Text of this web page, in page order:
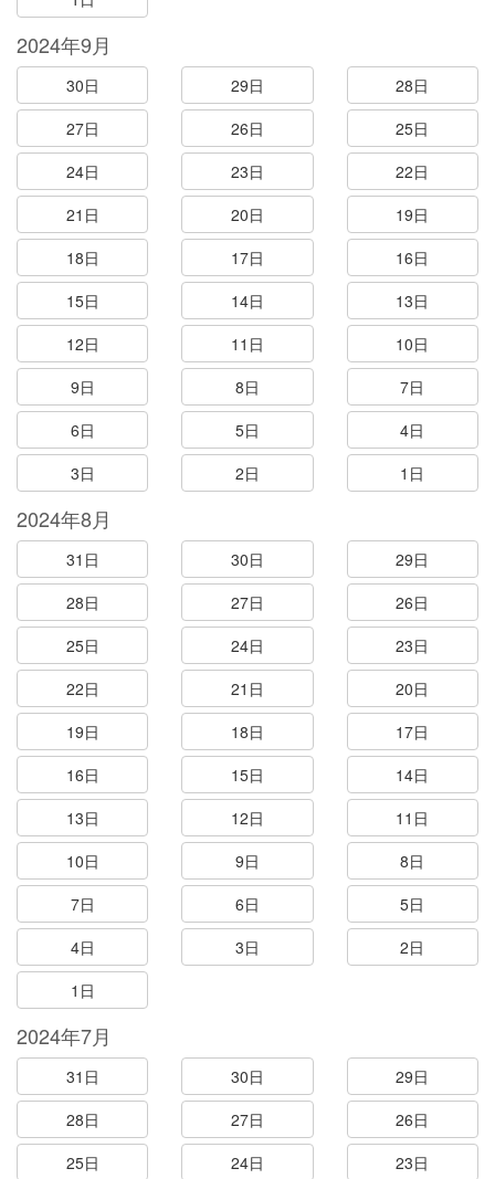
2024年9月
30日 29日
28日
27日
26日
25日
24日
23日
22日
21日
20日
19日
18日
17日
16日
15日
14日
13日
12日
11日
10日
9日
8日
7日
6日
5日
4日
3日
2日 1日
2024年8月
31日 30日
29日
28日
27日
26日
25日
24日
23日
22日
21日
20日
19日
18日
17日
16日
15日
14日
13日
12日
11日
10日
9日
8日
7日
6日
5日
4日
3日
2日
1日
2024年7月
31日 30日
29日
28日
27日
26日
25日
24日
23日